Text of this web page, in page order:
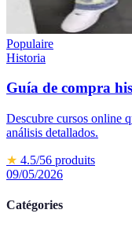
Populaire
Historia
Guía de compra
Descubre cursos online
análisis detallados.
★ 4.5/56 produits
09/05/2026
Catégories